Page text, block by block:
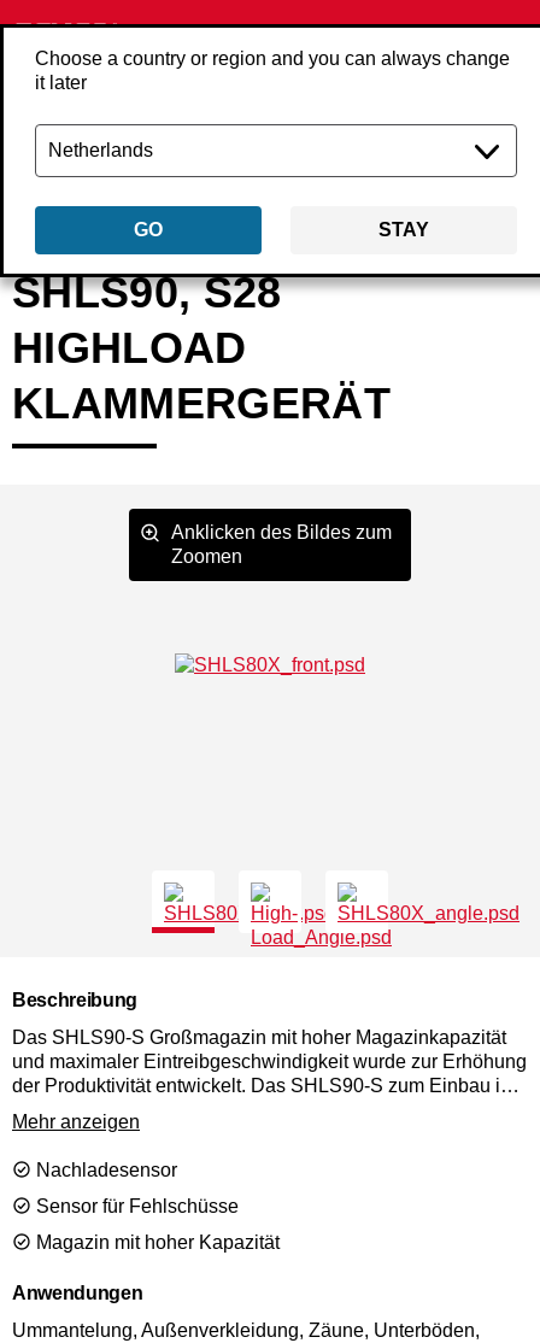
Choose a country or region and you can always change
it later
GO STAY
Zurück Produkte Werkzeug
SHLS90, S28
HIGHLOAD
KLAMMERGERÄT
Anklicken des Bildes zum
Zoomen
Beschreibung
Das SHLS90-S Großmagazin mit hoher Magazinkapazität
und maximaler Eintreibgeschwindigkeit wurde zur Erhöhung
der Produktivität entwickelt. Das SHLS90-S zum Einbau in
Vorrichtungen bzw. in Multifunktionsbrücken verarbeitet die
S Klammer in der Länge von 44mm zu 90mm.
Mehr anzeigen
Nachladesensor
Sensor für Fehlschüsse
Magazin mit hoher Kapazität
Anwendungen
Ummantelung, Außenverkleidung, Zäune, Unterböden,